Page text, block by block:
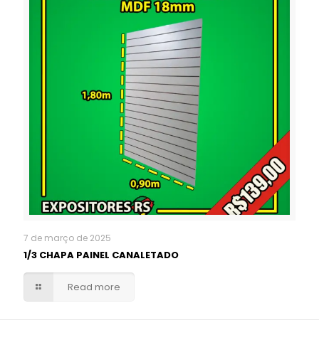
7 de março de 2025
1/3 CHAPA PAINEL CANALETADO
Read more